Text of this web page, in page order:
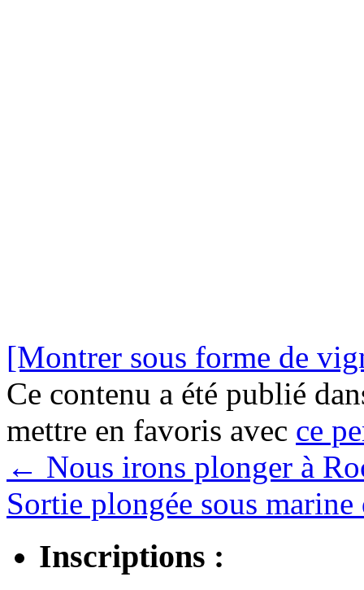
[Montrer sous forme de
Ce contenu a été publié
mettre en favoris avec ce
← Nous irons plonger à
Sortie plongée sous
Inscriptions :